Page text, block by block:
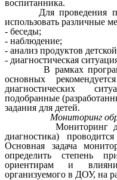
воспитанника.
Для проведения
использовать различные
- беседы;
- наблюдение;
- анализ продуктов
- диагностическая
В рамках
основных
диагностических
подобранные
задания для детей.
Мониторинг
Мониторинг
диагностика)
Основная задача
определить степень
ориентирам и
организуемого в ДОУ, на